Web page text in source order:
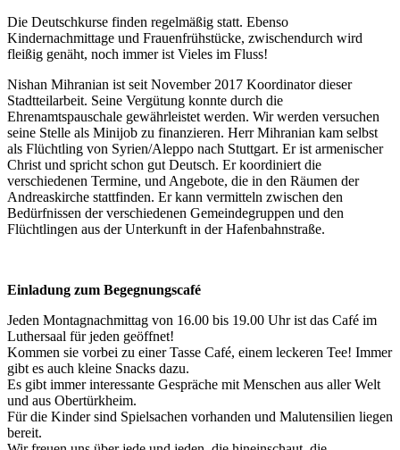
Die Deutschkurse finden regelmäßig statt. Ebenso
Kindernachmittage und Frauenfrühstücke, zwischendurch wird
fleißig genäht, noch immer ist Vieles im Fluss!
Nishan Mihranian ist seit November 2017 Koordinator dieser
Stadtteilarbeit. Seine Vergütung konnte durch die
Ehrenamtspauschale gewährleistet werden. Wir werden versuchen
seine Stelle als Minijob zu finanzieren. Herr Mihranian kam selbst
als Flüchtling von Syrien/Aleppo nach Stuttgart. Er ist armenischer
Christ und spricht schon gut Deutsch. Er koordiniert die
verschiedenen Termine, und Angebote, die in den Räumen der
Andreaskirche stattfinden. Er kann vermitteln zwischen den
Bedürfnissen der verschiedenen Gemeindegruppen und den
Flüchtlingen aus der Unterkunft in der Hafenbahnstraße.
Einladung zum Begegnungscafé
Jeden Montagnachmittag von 16.00 bis 19.00 Uhr ist das Café im
Luthersaal für jeden geöffnet!
Kommen sie vorbei zu einer Tasse Café, einem leckeren Tee! Immer
gibt es auch kleine Snacks dazu.
Es gibt immer interessante Gespräche mit Menschen aus aller Welt
und aus Obertürkheim.
Für die Kinder sind Spielsachen vorhanden und Malutensilien liegen
bereit.